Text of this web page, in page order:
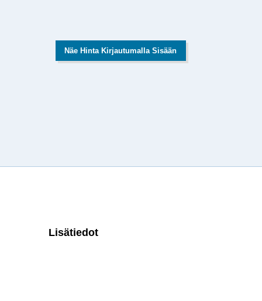
Näe Hinta Kirjautumalla Sisään
Lisätiedot